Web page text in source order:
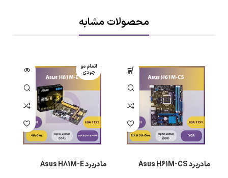
محصولات مشابه
مادربرد Asus H61M-CS
اتمام مو
جودی
مادربرد Asus H81M-E